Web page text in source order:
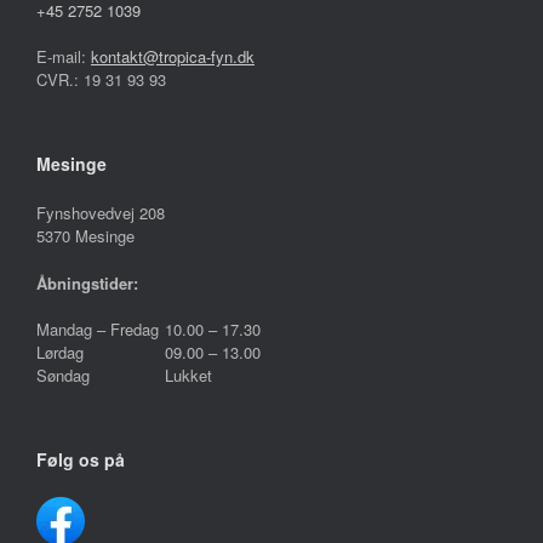
+45 2752 1039
E-mail: kontakt@tropica-fyn.dk
CVR.: 19 31 93 93
Mesinge
Fynshovedvej 208
5370 Mesinge
Åbningstider:
Mandag – Fredag
Lørdag
Søndag
10.00 – 17.30
09.00 – 13.00
Lukket
Følg os på